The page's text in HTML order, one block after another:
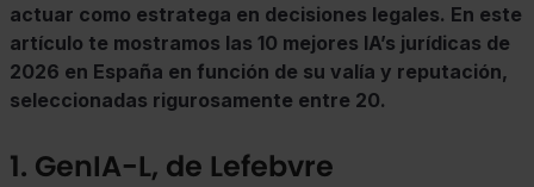
actuar como estratega en decisiones legales. En este
artículo te mostramos las 10 mejores IA’s jurídicas de
2026 en España en función de su valía y reputación,
seleccionadas rigurosamente entre 20.
1. GenIA-L, de Lefebvre